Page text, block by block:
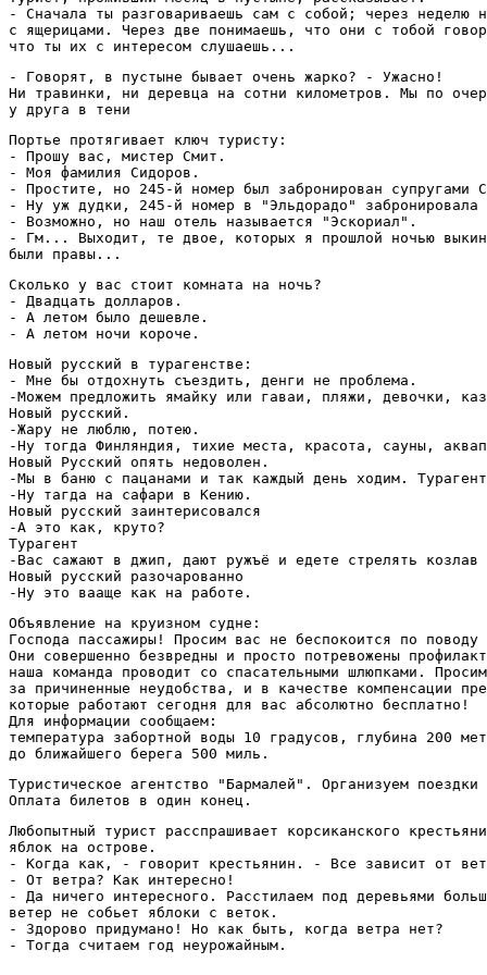
- Сначала ты разговариваешь сам с собой; через неделю
с ящерицами. Через две понимаешь, что они с тобой
что ты их с интересом слушаешь...
- Говорят, в пустыне бывает очень жарко? - Ужасно!
Ни травинки, ни деревца на сотни километров. Мы по
у друга в тени
Портье протягивает ключ туристу:
- Прошу вас, мистер Смит.
- Моя фамилия Сидоров.
- Простите, но 245-й номер был забронирован супругами
- Ну уж дудки, 245-й номер в "Эльдорадо" забронировала
- Возможно, но наш отель называется "Эскориал".
- Гм... Выходит, те двое, которых я прошлой ночью
были правы...
Сколько у вас стоит комната на ночь?
- Двадцать долларов.
- А летом было дешевле.
- А летом ночи короче.
Новый русский в турагенстве:
- Мне бы отдохнуть съездить, денги не проблема.
-Можем предложить ямайку или гаваи, пляжи, девочки,
Новый русский.
-Жару не люблю, потею.
-Ну тогда Финляндия, тихие места, красота, сауны,
Новый Русский опять недоволен.
-Мы в баню с пацанами и так каждый день ходим.
-Ну тагда на сафари в Кению.
Новый русский заинтерисовался
-А это как, круто?
Турагент
-Вас сажают в джип, дают ружъё и едете стрелять
Новый русский разочарованно
-Ну это вааще как на работе.
Объявление на круизном судне:
Господа пассажиры! Просим вас не беспокоится по
Они совершенно безвредны и просто потревожены
наша команда проводит со спасательными шлюпками.
за причиненные неудобства, и в качестве компенсации
которые работают сегодня для вас абсолютно бесплатно!
Для информации сообщаем:
температура забортной воды 10 градусов, глубина 200
до ближайшего берега 500 миль.
Туристическое агентство "Бармалей". Организуем
Оплата билетов в один конец.
Любопытный турист расспрашивает корсиканского
яблок на острове.
- Когда как, - говорит крестьянин. - Все зависит от
- От ветра? Как интересно!
- Да ничего интересного. Расстилаем под деревьями
ветер не собьет яблоки с веток.
- Здорово придумано! Но как быть, когда ветра нет?
- Тогда считаем год неурожайным.